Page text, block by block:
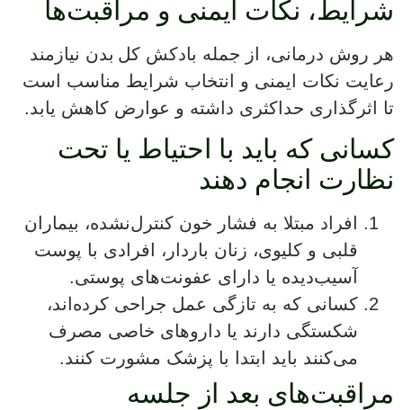
شرایط، نکات ایمنی و مراقبت‌ها
هر روش درمانی، از جمله بادکش کل بدن نیازمند
رعایت نکات ایمنی و انتخاب شرایط مناسب است
تا اثرگذاری حداکثری داشته و عوارض کاهش یابد.
کسانی که باید با احتیاط یا تحت
نظارت انجام دهند
افراد مبتلا به فشار خون کنترل‌نشده، بیماران
قلبی و کلیوی، زنان باردار، افرادی با پوست
آسیب‌دیده یا دارای عفونت‌های پوستی.
کسانی که به تازگی عمل جراحی کرده‌اند،
شکستگی دارند یا داروهای خاصی مصرف
می‌کنند باید ابتدا با پزشک مشورت کنند.
مراقبت‌های بعد از جلسه